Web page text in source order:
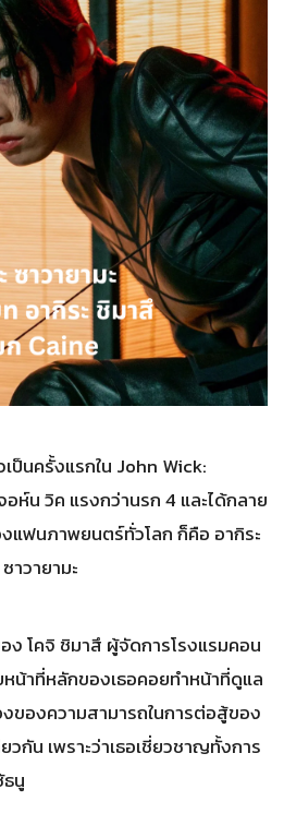
ป็นครั้งแรกใน John Wick:
ห์น วิค แรงกว่านรก 4 และได้กลาย
แฟนภาพยนตร์ทั่วโลก ก็คือ อากิระ
าวายามะ
ง โคจิ ชิมาสึ ผู้จัดการโรงแรมคอน
หน้าที่หลักของเธอคอยทำหน้าที่ดูแล
ของความสามารถในการต่อสู้ของ
วกัน เพราะว่าเธอเชี่ยวชาญทั้งการ
นู